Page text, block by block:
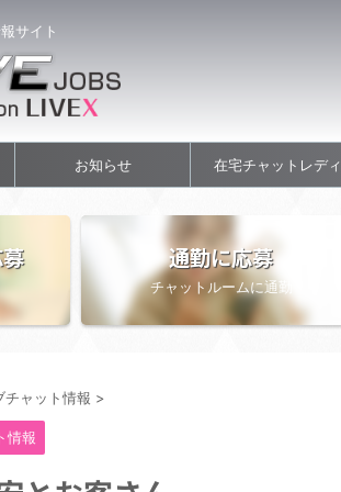
サイト
お知らせ 在宅チャットレディ
通勤に応募
チャットルームに通勤
チャット情報 >
情報